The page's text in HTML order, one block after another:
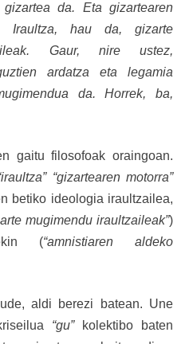
gizartea da. Eta gizartearen
Iraultza, hau da, gizarte
Gaur, nire ustez,
ardatza eta legamia
da. Horrek, ba,
gaitu filosofoak oraingoan.
“gizartearen motorra”
betiko ideologia iraultzailea,
mugimendu iraultzaileak”)
(“amnistiaren aldeko
aldi berezi batean. Une
“gu”kolektibo baten